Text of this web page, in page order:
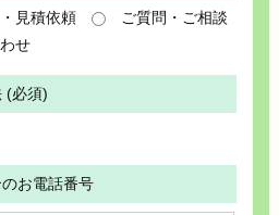
見積依頼
ご質問・ご相談
せ
(必須)
お電話番号